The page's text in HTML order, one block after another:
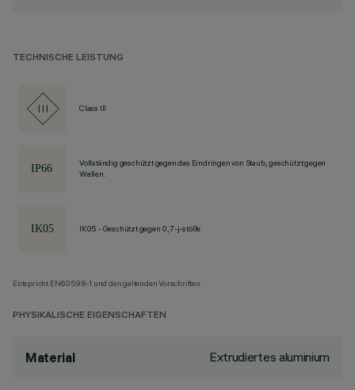
TECHNISCHE LEISTUNG
Class III
Vollständig geschützt gegen das Eindringen von Staub, geschützt gegen
Wellen.
IK05 - Geschützt gegen 0,7-j-stöße
Entspricht EN60598-1 und den geltenden Vorschriften.
PHYSIKALISCHE EIGENSCHAFTEN
Material Extrudiertes aluminium